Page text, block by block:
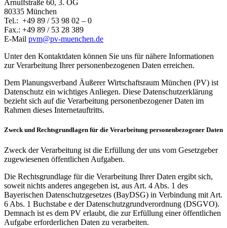
Arnulfstraße 60, 3. OG
80335 München
Tel.: +49 89 / 53 98 02 – 0
Fax.: +49 89 / 53 28 389
E-Mail pvm@pv-muenchen.de
Unter den Kontaktdaten können Sie uns für nähere Informationen
zur Verarbeitung Ihrer personenbezogenen Daten erreichen.
Dem Planungsverband Äußerer Wirtschaftsraum München (PV) ist
Datenschutz ein wichtiges Anliegen. Diese Datenschutzerklärung
bezieht sich auf die Verarbeitung personenbezogener Daten im
Rahmen dieses Internetauftritts.
Zweck und Rechtsgrundlagen für die Verarbeitung personenbezogener Daten
Zweck der Verarbeitung ist die Erfüllung der uns vom Gesetzgeber
zugewiesenen öffentlichen Aufgaben.
Die Rechtsgrundlage für die Verarbeitung Ihrer Daten ergibt sich,
soweit nichts anderes angegeben ist, aus Art. 4 Abs. 1 des
Bayerischen Datenschutzgesetzes (BayDSG) in Verbindung mit Art.
6 Abs. 1 Buchstabe e der Datenschutzgrundverordnung (DSGVO).
Demnach ist es dem PV erlaubt, die zur Erfüllung einer öffentlichen
Aufgabe erforderlichen Daten zu verarbeiten.